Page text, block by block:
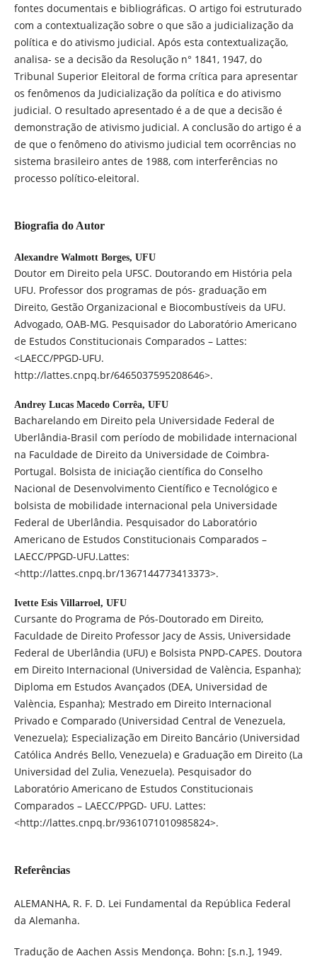
fontes documentais e bibliográficas. O artigo foi estruturado
com a contextualização sobre o que são a judicialização da
política e do ativismo judicial. Após esta contextualização,
analisa- se a decisão da Resolução n° 1841, 1947, do
Tribunal Superior Eleitoral de forma crítica para apresentar
os fenômenos da Judicialização da política e do ativismo
judicial. O resultado apresentado é a de que a decisão é
demonstração de ativismo judicial. A conclusão do artigo é a
de que o fenômeno do ativismo judicial tem ocorrências no
sistema brasileiro antes de 1988, com interferências no
processo político-eleitoral.
Biografia do Autor
Alexandre Walmott Borges, UFU
Doutor em Direito pela UFSC. Doutorando em História pela
UFU. Professor dos programas de pós- graduação em
Direito, Gestão Organizacional e Biocombustíveis da UFU.
Advogado, OAB-MG. Pesquisador do Laboratório Americano
de Estudos Constitucionais Comparados – Lattes:
<LAECC/PPGD-UFU.
http://lattes.cnpq.br/6465037595208646>.
Andrey Lucas Macedo Corrêa, UFU
Bacharelando em Direito pela Universidade Federal de
Uberlândia-Brasil com período de mobilidade internacional
na Faculdade de Direito da Universidade de Coimbra-
Portugal. Bolsista de iniciação científica do Conselho
Nacional de Desenvolvimento Científico e Tecnológico e
bolsista de mobilidade internacional pela Universidade
Federal de Uberlândia. Pesquisador do Laboratório
Americano de Estudos Constitucionais Comparados –
LAECC/PPGD-UFU.Lattes:
<http://lattes.cnpq.br/1367144773413373>.
Ivette Esis Villarroel, UFU
Cursante do Programa de Pós-Doutorado em Direito,
Faculdade de Direito Professor Jacy de Assis, Universidade
Federal de Uberlândia (UFU) e Bolsista PNPD-CAPES. Doutora
em Direito Internacional (Universidad de València, Espanha);
Diploma em Estudos Avançados (DEA, Universidad de
València, Espanha); Mestrado em Direito Internacional
Privado e Comparado (Universidad Central de Venezuela,
Venezuela); Especialização em Direito Bancário (Universidad
Católica Andrés Bello, Venezuela) e Graduação em Direito (La
Universidad del Zulia, Venezuela). Pesquisador do
Laboratório Americano de Estudos Constitucionais
Comparados – LAECC/PPGD- UFU. Lattes:
<http://lattes.cnpq.br/9361071010985824>.
Referências
ALEMANHA, R. F. D. Lei Fundamental da República Federal
da Alemanha.
Tradução de Aachen Assis Mendonça. Bohn: [s.n.], 1949.